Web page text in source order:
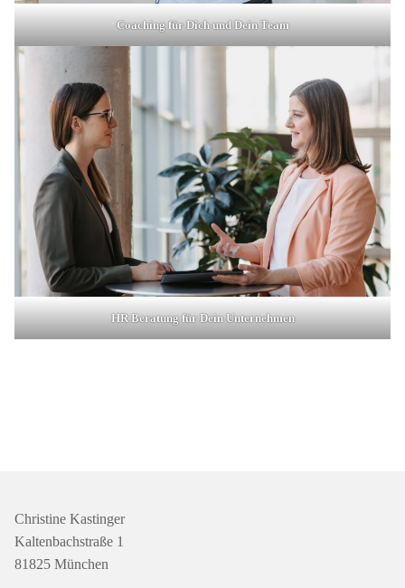
Coaching für Dich und Dein Team
HR Beratung für Dein Unternehmen
Christine Kastinger
Kaltenbachstraße 1
81825 München